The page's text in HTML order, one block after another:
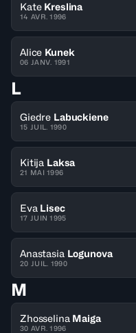
Kate Kreslina
14 AVR. 1996
Alice Kunek
06 JANV. 1991
L
Giedre Labuckiene
15 JUIL. 1990
Kitija Laksa
21 MAI 1996
Eva Lisec
17 JUIN 1995
Anastasia Logunova
20 JUIL. 1990
M
Zhosselina Maiga
30 AVR. 1996